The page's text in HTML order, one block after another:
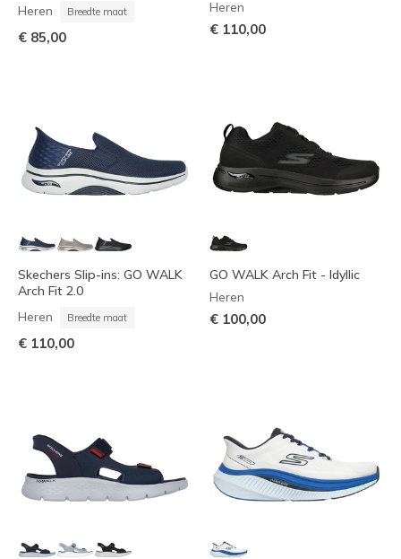
Heren Breedte maat
€ 85,00
Heren
€ 110,00
Skechers Slip-ins: GO WALK
Arch Fit 2.0
Heren Breedte maat
€ 110,00
GO WALK Arch Fit - Idyllic
Heren
€ 100,00